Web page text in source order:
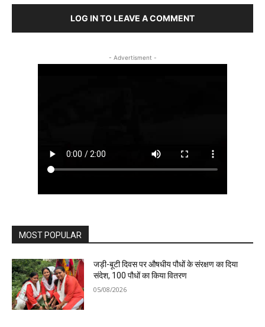
LOG IN TO LEAVE A COMMENT
- Advertisment -
MOST POPULAR
जड़ी-बूटी दिवस पर औषधीय पौधों के संरक्षण का दिया
संदेश, 100 पौधों का किया वितरण
05/08/2026